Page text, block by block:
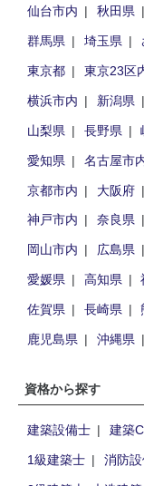
仙台市内
秋田県
群馬県
埼玉県
東京都
東京23区
横浜市内
新潟県
山梨県
長野県
愛知県
名古屋市
京都市内
大阪府
神戸市内
奈良県
岡山市内
広島県
愛媛県
高知県
佐賀県
長崎県
鹿児島県
沖縄県
資格から探す
建築設備士 建築
1級建築士
消防